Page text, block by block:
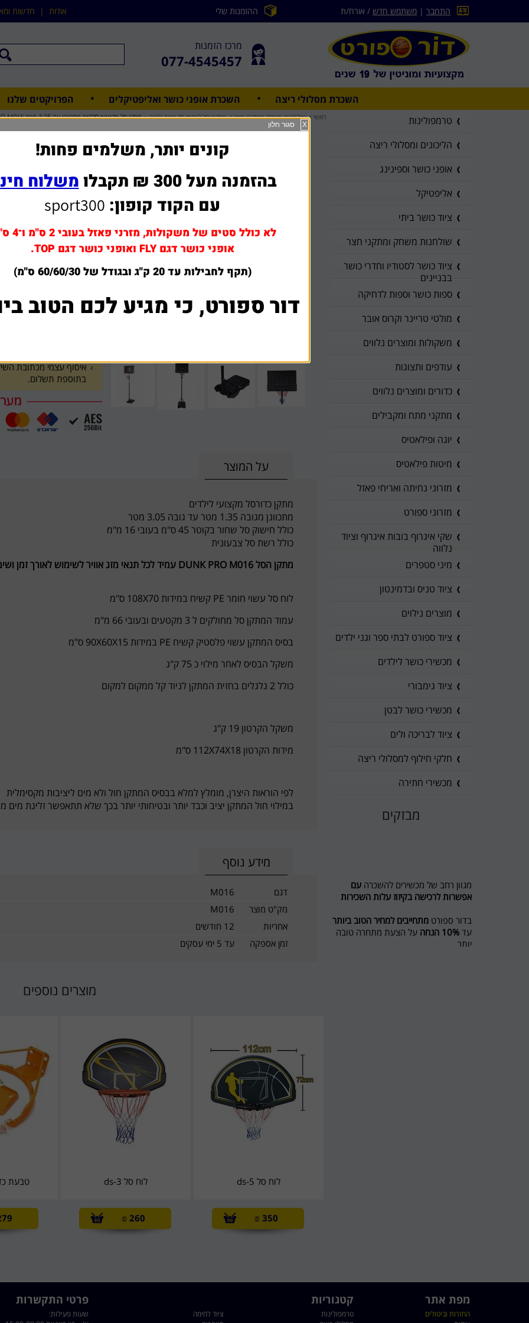
התחבר | משתמש חדש / אורח/ת ההזמנות שלי אודות | חדשות
מרכז הזמנות
077-4545457
השכרת מסלולי ריצה השכרת אופני כושר ואליפטיקלים הפרויקטים שלנו
ראשי > שולחנות משחק ומתקני חצר > מתקני סל,לוחות סל וציוד נלווה > מתקן סל מקצועי לילדים מתכוונן עד 3.05 מטר DUNK PRO M016
שאל אותנו על מוצר
990 ₪
1 הוסף לסל
למה לקוחות קונים
חברתינו עושה כל מאמץ
במידה ומצאתם
שתפו אותנו עם קישור
בתוספת תשלום.
על המוצר
מתקן כדורסל מקצועי לילדים
מתכוונן מגובה 1.35 מטר עד גובה 3.05 מטר
כולל חישוק סל שחור בקוטר 45 ס"מ בעובי 16 מ"מ
כולל רשת סל צבעונית
מתקן הסל DUNK PRO M016 עמיד לכל תנאי מזג אוויר לשימוש לאורך זמן ושימור האיכות
לוח סל עשוי חומר PE קשיח במידות 108X70 ס"מ
עמוד המתקן סל מחולקים ל 3 מקטעים ובעובי 66 מ"מ
בסיס המתקן עשוי פלסטיק קשיח PE במידות 90X60X15 ס"מ
משקל הבסיס לאחר מילוי כ 75 ק"ג
כולל 2 גלגלים בחזית המתקן לניוד קל ממקום למקום
משקל הקרטון 19 ק"ג
מידות הקרטון 112X74X18 ס"מ
לפי הוראות היצרן, מומלץ למלא בבסיס המתקן חול ולא מים ליציבות מקסימלית
במילוי חול המתקן יציב וכבד יותר ובטיחותי יותר בכך שלא תתאפשר זליגת מים
מידע נוסף
דגם
M016
מק"ט מוצר
M016
אחריות
12 חודשים
זמן אספקה
עד 5 ימי עסקים
מוצרים נוספים
לוח סל ds-5
350
₪
לוח סל ds-3
260
₪
טבעת
טרמפולינות
הליכונים ומסלולי ריצה
אופני כושר וספינינג
אליפטיקל
ציוד כושר ביתי
שולחנות משחק ומתקני חצר
ציוד כושר לסטודיו וחדרי כושר
בבניינים
ספות כושר וספות לדחיקה
מולטי טריינר וקרוס אובר
משקולות ומוצרים נלווים
עודפים ותצוגות
כדורים ומוצרים נלווים
מתקני מתח ומקבילים
יוגה ופילאטיס
מיטות פילאטיס
מזרוני נחיתה ואריחי פאזל
מזרוני ספורט
שקי איגרוף בובות איגרוף וציוד
נלווה
מיני סטפרים
ציוד טניס ובדמינטון
מוצרים נילוים
ציוד ספורט לבתי ספר וגני ילדים
מכשירי כושר לילדים
ציוד גימבורי
מכשירי כושר לבטן
ציוד לבריכה ולים
חלקי חילוף למסלולי ריצה
מכשירי חתירה
מבזקים
מגוון רחב של מכשירים להשכרה עם
אפשרות לרכישה בקיזוז עלות השכירות
בדור ספורט מתחייבים למחיר הטוב ביותר
עד
על הצעת מתחרה טובה
יותר
מפת אתר קטגוריות פרטי התקשרות
החזרות וביטולים
טרמפולינות
ציוד לחימה
שעות פעילות:
X סגור חלון
קונים יותר, משלמים פחות!
בהזמנה מעל 300 ₪ תקבלו
משלוח
עם הקוד קופון: sport300
לא כולל סטים של משקולות, מזרני פאזל בעובי 2 ס"מ ו־4 ס"מ,
אופני כושר דגם FLY ואופני כושר דגם TOP.
(תקף לחבילות עד 20 ק"ג ובגודל של 60/60/30 ס"מ)
דור ספורט, כי מגיע לכם הטוב